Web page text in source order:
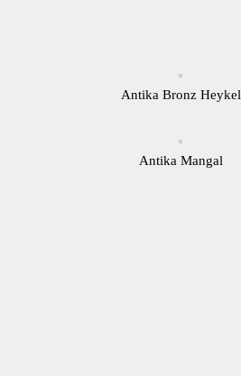
Antika Bronz Heykel
Antika Mangal